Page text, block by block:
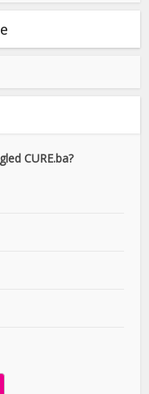
CURE.ba?